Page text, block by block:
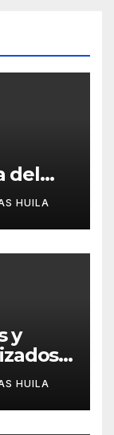
del
HUILA
y
HUILA